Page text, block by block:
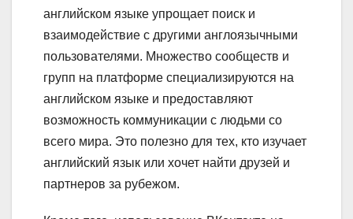
английском языке упрощает поиск и
взаимодействие с другими англоязычными
пользователями. Множество сообществ и
групп на платформе специализируются на
английском языке и предоставляют
возможность коммуникации с людьми со
всего мира. Это полезно для тех, кто изучает
английский язык или хочет найти друзей и
партнеров за рубежом.